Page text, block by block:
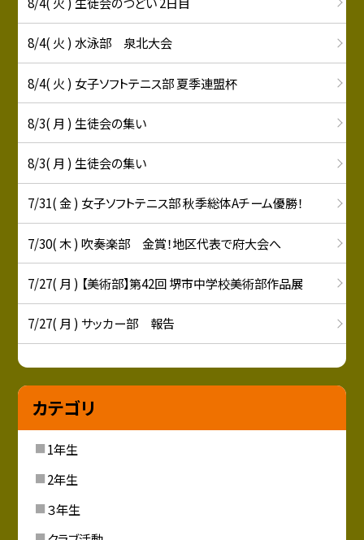
8/4( 火 ) 水泳部 泉北大会
8/4( 火 ) 女子ソフトテニス部 夏季連盟杯
8/3( 月 ) 生徒会の集い
8/3( 月 ) 生徒会の集い
7/31( 金 ) 女子ソフトテニス部 秋季総体Aチーム優勝！
7/30( 木 ) 吹奏楽部 金賞！地区代表で府大会へ
7/27( 月 ) 【美術部】第42回 堺市中学校美術部作品展
7/27( 月 ) サッカー部 報告
カテゴリ
1年生
2年生
３年生